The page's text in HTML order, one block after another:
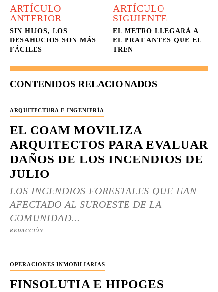
ARTÍCULO
ANTERIOR
SIN HIJOS, LOS
DESAHUCIOS SON MÁS
FÁCILES
ARTÍCULO
SIGUIENTE
EL METRO LLEGARÁ A
EL PRAT ANTES QUE EL
TREN
CONTENIDOS RELACIONADOS
ARQUITECTURA E INGENIERÍA
EL COAM MOVILIZA
ARQUITECTOS PARA EVALUAR
DAÑOS DE LOS INCENDIOS DE
JULIO
LOS INCENDIOS FORESTALES QUE HAN
AFECTADO AL SUROESTE DE LA
COMUNIDAD...
REDACCIÓN
OPERACIONES INMOBILIARIAS
FINSOLUTIA E HIPOGES